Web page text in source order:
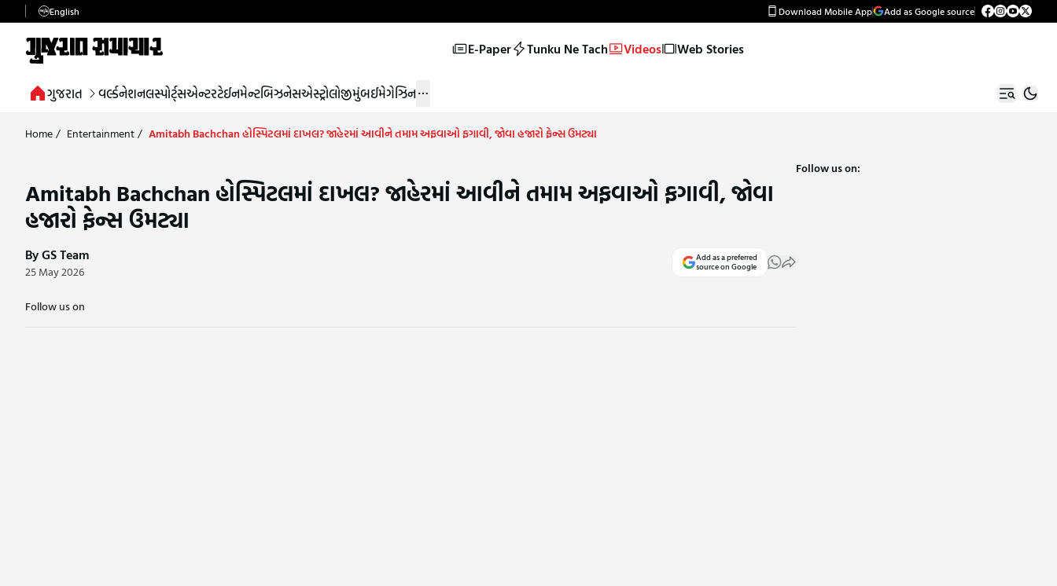
English Download Mobile App Add as Google source
E-Paper Tunku Ne Tach Videos Web Stories
ગુજરાત વર્લ્ડનેશનલસ્પોર્ટ્સએન્ટરટેઈનમેન્ટબિઝનેસએસ્ટ્રોલોજીમુંબઈમેગેઝિન
Home/ Entertainment/ Amitabh Bachchan હોસ્પિટલમાં દાખલ? જાહેરમાં આવીને તમામ અફવાઓ ફગાવી, જોવા હજારો ફેન્સ ઉમટ્યા
Amitabh Bachchan હોસ્પિટલમાં દાખલ? જાહેરમાં આવીને તમામ અફવાઓ ફગાવી, જોવા
હજારો ફેન્સ ઉમટ્યા
By GS Team
25 May 2026
Add as a preferred
source on Google
Follow us on
Follow us on: